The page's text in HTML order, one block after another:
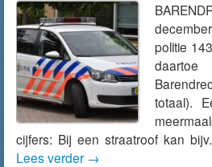
politie
totaal).
cijfers: Bij een straatroof kan
Lees verder →